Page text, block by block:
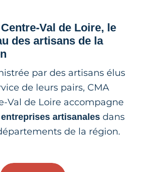
Val de Loire, le
des artisans de la
par des artisans élus
de leurs pairs, CMA
Val de Loire accompagne
entreprises artisanales dans
de la région.